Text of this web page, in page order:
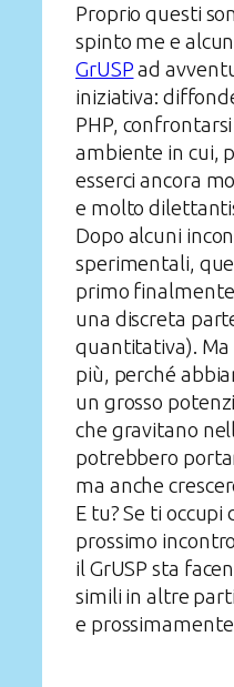
Proprio questi
spinto me e
GrUSP ad
iniziativa:
PHP,
ambiente in cui,
esserci ancora
e molto
Dopo alcuni
sperimentali,
primo
una discreta
quantitativa).
più, perché
un grosso
che gravitano
potrebbero
ma anche
E tu? Se ti occupi
prossimo
il GrUSP sta
simili in altre
e prossimamente